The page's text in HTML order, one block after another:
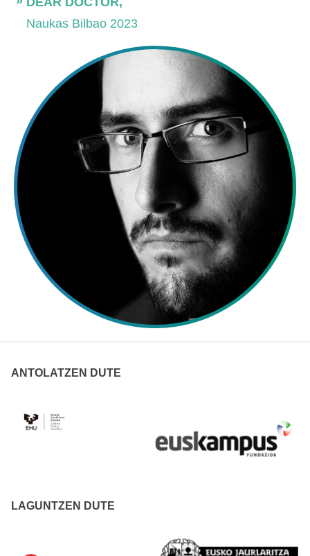
Naukas Bilbao 2023
ANTOLATZEN DUTE
LAGUNTZEN DUTE